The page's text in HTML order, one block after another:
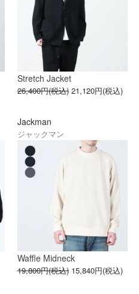
Stretch Jacket
26,400円(税込) 21,120円(税込)
Jackman
ジャックマン
Waffle Midneck
19,800円(税込) 15,840円(税込)